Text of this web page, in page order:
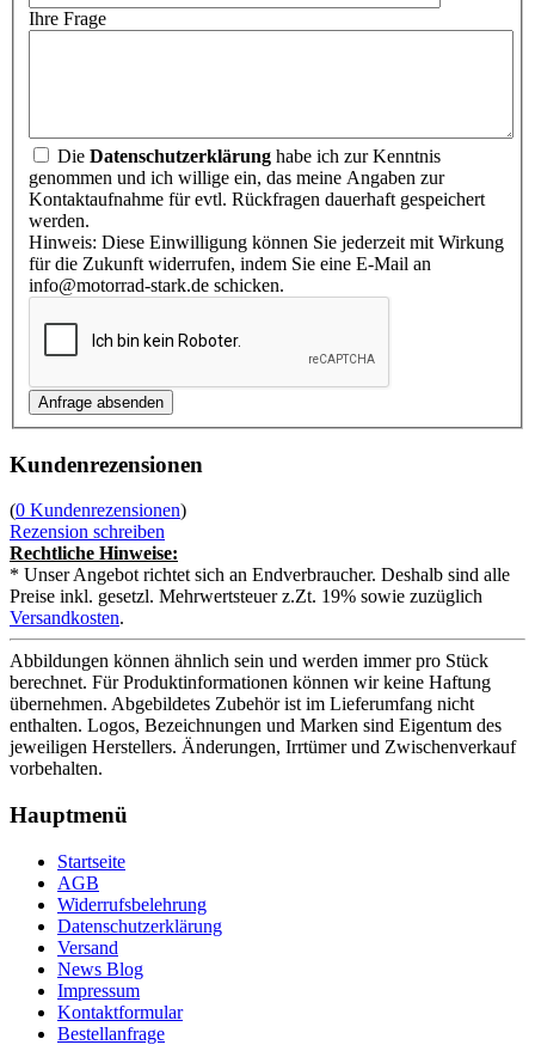
Ihre Frage
Die Datenschutzerklärung habe ich zur Kenntnis
genommen und ich willige ein, das meine Angaben zur
Kontaktaufnahme für evtl. Rückfragen dauerhaft gespeichert
werden.
Hinweis: Diese Einwilligung können Sie jederzeit mit Wirkung
für die Zukunft widerrufen, indem Sie eine E-Mail an
info@motorrad-stark.de schicken.
Kundenrezensionen
(0 Kundenrezensionen)
Rezension schreiben
Rechtliche Hinweise:
* Unser Angebot richtet sich an Endverbraucher. Deshalb sind alle
Preise inkl. gesetzl. Mehrwertsteuer z.Zt. 19% sowie zuzüglich
Versandkosten.
Abbildungen können ähnlich sein und werden immer pro Stück
berechnet. Für Produktinformationen können wir keine Haftung
übernehmen. Abgebildetes Zubehör ist im Lieferumfang nicht
enthalten. Logos, Bezeichnungen und Marken sind Eigentum des
jeweiligen Herstellers. Änderungen, Irrtümer und Zwischenverkauf
vorbehalten.
Hauptmenü
Startseite
AGB
Widerrufsbelehrung
Datenschutzerklärung
Versand
News Blog
Impressum
Kontaktformular
Bestellanfrage